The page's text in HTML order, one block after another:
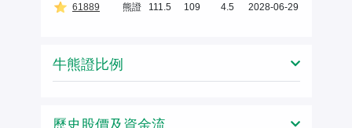
61889
熊證 111.5 109 4.5 2028-06-29
牛熊證比例
歷史股價及資金流